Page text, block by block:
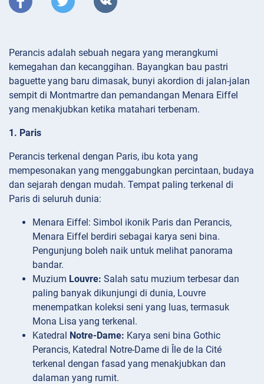
Perancis adalah sebuah negara yang merangkumi
kemegahan dan kecanggihan. Bayangkan bau pastri
baguette yang baru dimasak, bunyi akordion di jalan-jalan
sempit di Montmartre dan pemandangan Menara Eiffel
yang menakjubkan ketika matahari terbenam.
1. Paris
Perancis terkenal dengan Paris, ibu kota yang
mempesonakan yang menggabungkan percintaan, budaya
dan sejarah dengan mudah. Tempat paling terkenal di
Paris di seluruh dunia:
Menara Eiffel: Simbol ikonik Paris dan Perancis,
Menara Eiffel berdiri sebagai karya seni bina.
Pengunjung boleh naik untuk melihat panorama
bandar.
Muzium Louvre: Salah satu muzium terbesar dan
paling banyak dikunjungi di dunia, Louvre
menempatkan koleksi seni yang luas, termasuk
Mona Lisa yang terkenal.
Katedral Notre-Dame: Karya seni bina Gothic
Perancis, Katedral Notre-Dame di Île de la Cité
terkenal dengan fasad yang menakjubkan dan
dalaman yang rumit.